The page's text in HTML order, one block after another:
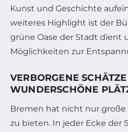
Kunst und Geschichte
weiteres Highlight ist der
grüne Oase der Stadt dient
Möglichkeiten zur
VERBORGENE
WUNDERSCHÖNE
Bremen hat nicht nur
zu bieten. In jeder Ecke der